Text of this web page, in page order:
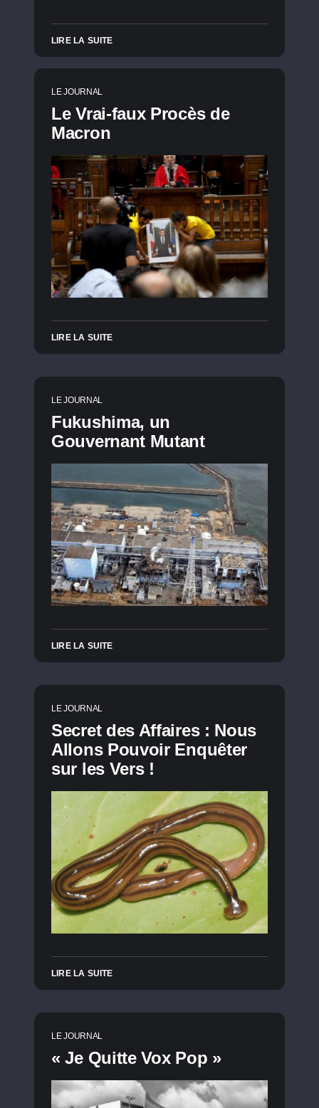
LIRE LA SUITE
LE JOURNAL
Le Vrai-faux Procès de
Macron
LIRE LA SUITE
LE JOURNAL
Fukushima, un
Gouvernant Mutant
LIRE LA SUITE
LE JOURNAL
Secret des Affaires : Nous
Allons Pouvoir Enquêter
sur les Vers !
LIRE LA SUITE
LE JOURNAL
« Je Quitte Vox Pop »